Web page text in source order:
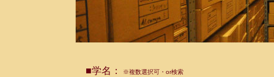
■学名： ※複数選択可・or検索